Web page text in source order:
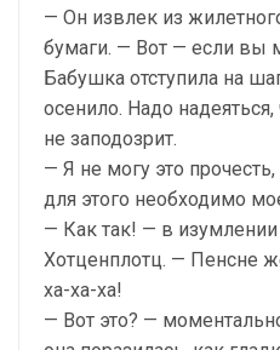
— Он извлек из
бумаги. — Вот — если вы
Бабушка отступила на
осенило. Надо
не заподозрит.
— Я не могу это
для этого необходимо
— Как так! — в
Хотценплотц. — Пенсне
ха-ха-ха!
— Вот это? —